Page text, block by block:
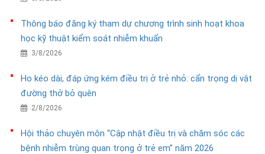
Thông báo đăng ký tham dự chương trình sinh hoạt khoa
học kỹ thuật kiểm soát nhiễm khuẩn
3/8/2026
Ho kéo dài, đáp ứng kém điều trị ở trẻ nhỏ: cẩn trọng dị vật
đường thở bỏ quên
2/8/2026
Hội thảo chuyên môn “Cập nhật điều trị và chăm sóc các
bệnh nhiễm trùng quan trọng ở trẻ em” năm 2026